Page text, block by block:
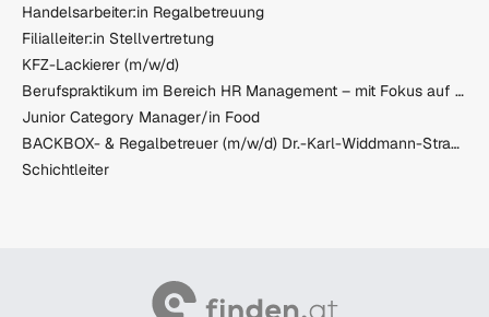
Handelsarbeiter:in Regalbetreuung
Filialleiter:in Stellvertretung
KFZ-Lackierer (m/w/d)
Berufspraktikum im Bereich HR Management – mit Fokus auf Recruiting / Personalentwicklung (m/w/d)
Junior Category Manager/in Food
BACKBOX- & Regalbetreuer (m/w/d) Dr.-Karl-Widdmann-Straße 16, 8160 Weiz
Schichtleiter